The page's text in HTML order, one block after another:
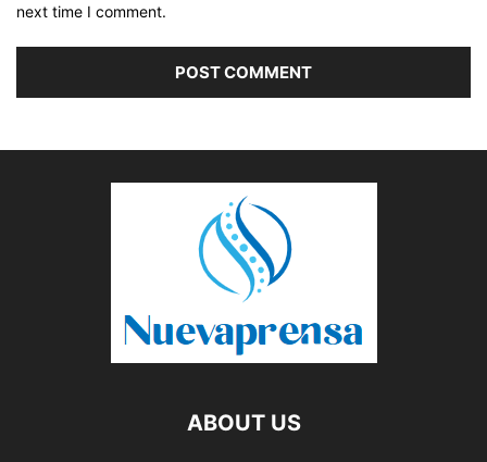
next time I comment.
ABOUT US